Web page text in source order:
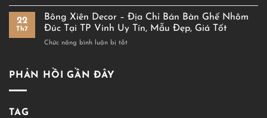
Không
Gian
Sống
tinh
tế
dành
Gợi
Ý
Decor
Kệ
22
Th7
Bông Xiên Decor – Địa Chỉ Bán Bàn Ghế Nhôm
Đúc Tại TP Vinh Uy Tín, Mẫu Đẹp, Giá Tốt
Chức năng bình luận bị tắtở
PHẢN HỒI GẦN ĐÂY
TAG